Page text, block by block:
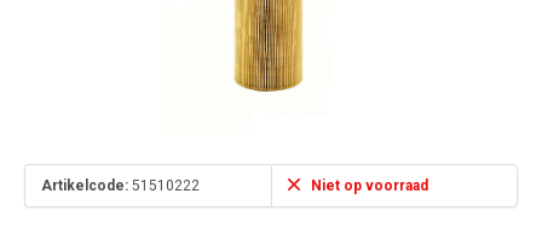
Artikelcode: 51510222 Niet op voorraad